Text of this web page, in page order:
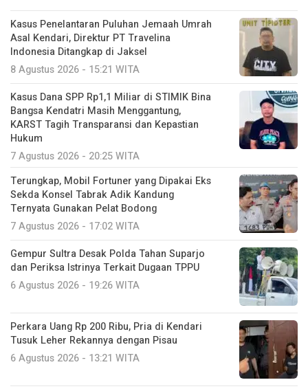
Kasus Penelantaran Puluhan Jemaah Umrah
Asal Kendari, Direktur PT Travelina
Indonesia Ditangkap di Jaksel
8 Agustus 2026 - 15:21 WITA
Kasus Dana SPP Rp1,1 Miliar di STIMIK Bina
Bangsa Kendatri Masih Menggantung,
KARST Tagih Transparansi dan Kepastian
Hukum
7 Agustus 2026 - 20:25 WITA
Terungkap, Mobil Fortuner yang Dipakai Eks
Sekda Konsel Tabrak Adik Kandung
Ternyata Gunakan Pelat Bodong
7 Agustus 2026 - 17:02 WITA
Gempur Sultra Desak Polda Tahan Suparjo
dan Periksa Istrinya Terkait Dugaan TPPU
6 Agustus 2026 - 19:26 WITA
Perkara Uang Rp 200 Ribu, Pria di Kendari
Tusuk Leher Rekannya dengan Pisau
6 Agustus 2026 - 13:21 WITA